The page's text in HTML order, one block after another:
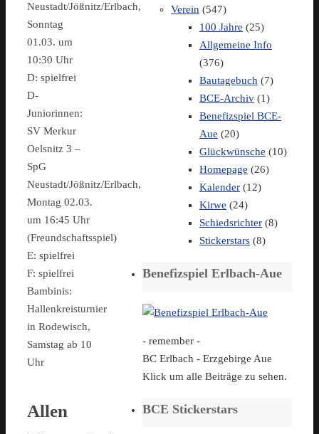
Neustadt/Jößnitz/Erlbach,
Sonntag
01.03. um
10:30 Uhr
D: spielfrei
D-
Juniorinnen:
SV Merkur
Oelsnitz 3 –
SpG
Neustadt/Jößnitz/Erlbach,
Montag 02.03.
um 16:45 Uhr
(Freundschaftsspiel)
E: spielfrei
F: spielfrei
Bambinis:
Hallenkreisturnier
in Rodewisch,
Samstag ab 10
Uhr
Allen
Verein (547)
100 Jahre (25)
Allgemeine Info
(376)
Bautagebuch (7)
BCE-Archiv (1)
Benefizspiel BCE-
Aue (20)
Glückwünsche (10)
Homepage (26)
Kalender (12)
Kirwe (24)
Schiedsrichter (8)
Stickerstars (8)
Benefizspiel Erlbach-Aue
- remember -
BC Erlbach - Erzgebirge Aue
Klick um alle Beiträge zu sehen.
BCE Stickerstars